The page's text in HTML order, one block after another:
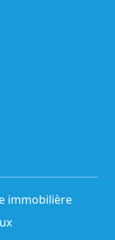
immobilière